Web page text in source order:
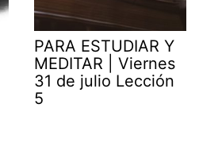
PARA ESTUDIAR Y
MEDITAR | Viernes
31 de julio Lección
5